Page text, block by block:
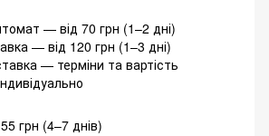
— від 70 грн (1–2 дні)
— від 120 грн (1–3 дні)
— терміни та вартість
грн (4–7 днів)